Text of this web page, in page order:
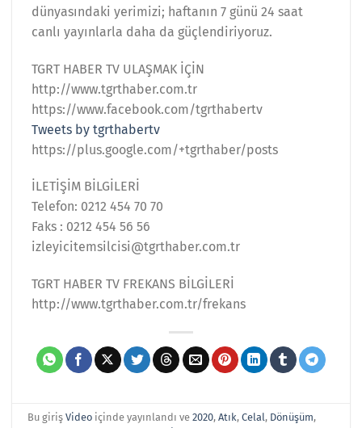
dünyasındaki yerimizi; haftanın 7 günü 24 saat
canlı yayınlarla daha da güçlendiriyoruz.
TGRT HABER TV ULAŞMAK İÇİN
http://www.tgrthaber.com.tr
https://www.facebook.com/tgrthabertv
Tweets by tgrthabertv
https://plus.google.com/+tgrthaber/posts
İLETİŞİM BİLGİLERİ
Telefon: 0212 454 70 70
Faks : 0212 454 56 56
izleyicitemsilcisi@tgrthaber.com.tr
TGRT HABER TV FREKANS BİLGİLERİ
http://www.tgrthaber.com.tr/frekans
Bu girişVideo içinde yayınlandı ve2020,Atık,Celal, Dönüşüm,